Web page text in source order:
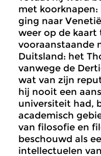
met
ging naar
weer op de
vooraanstaande
Duitsland: het
vanwege de
wat van zijn
hij nooit een
universiteit had,
academisch
van filosofie en
beschouwd als
intellectuelen